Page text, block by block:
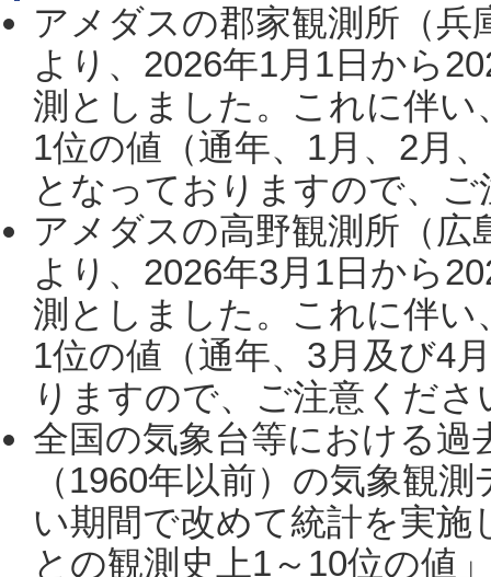
アメダスの郡家観測所（
より、2026年1月1日から
測としました。これに伴い
1位の値（通年、1月、2月
となっておりますので、
アメダスの高野観測所（
より、2026年3月1日から
測としました。これに伴い
1位の値（通年、3月及び4
りますので、ご注意くだ
全国の気象台等における過
（1960年以前）の気象観
い期間で改めて統計を実
との観測史上1～10位の値